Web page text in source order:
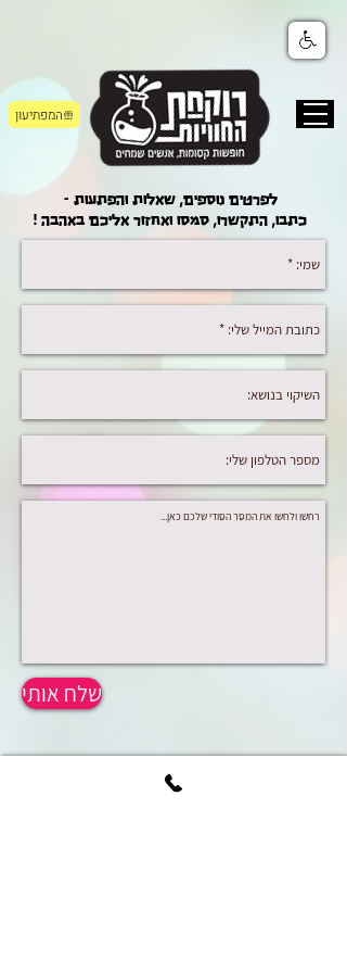
המפתיעון
לפרטים נוספים, שאלות והפתעות -
כתבו, התקשרו, סמסו ואחזור אליכם באהבה !
שלח אותי